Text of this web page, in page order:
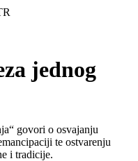
jednog
govori o osvajanju
te ostvarenju
i tradicije.